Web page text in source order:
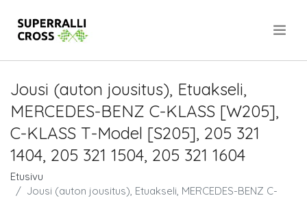
Jousi (auton jousitus), Etuakseli,
MERCEDES-BENZ C-KLASS [W205],
C-KLASS T-Model [S205], 205 321
1404, 205 321 1504, 205 321 1604
Etusivu
Jousi (auton jousitus), Etuakseli, MERCEDES-BENZ C-